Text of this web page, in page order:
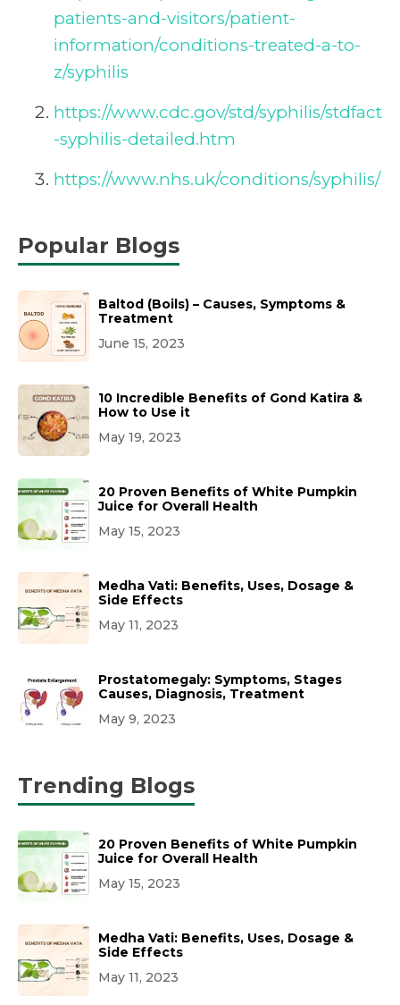
patients-and-visitors/patient-
information/conditions-treated-a-to-
z/syphilis
https://www.cdc.gov/std/syphilis/stdfact
-syphilis-detailed.htm
https://www.nhs.uk/conditions/syphilis/
Popular Blogs
Baltod (Boils) – Causes, Symptoms &
Treatment
June 15, 2023
10 Incredible Benefits of Gond Katira &
How to Use it
May 19, 2023
20 Proven Benefits of White Pumpkin
Juice for Overall Health
May 15, 2023
Medha Vati: Benefits, Uses, Dosage &
Side Effects
May 11, 2023
Prostatomegaly: Symptoms, Stages
Causes, Diagnosis, Treatment
May 9, 2023
Trending Blogs
20 Proven Benefits of White Pumpkin
Juice for Overall Health
May 15, 2023
Medha Vati: Benefits, Uses, Dosage &
Side Effects
May 11, 2023